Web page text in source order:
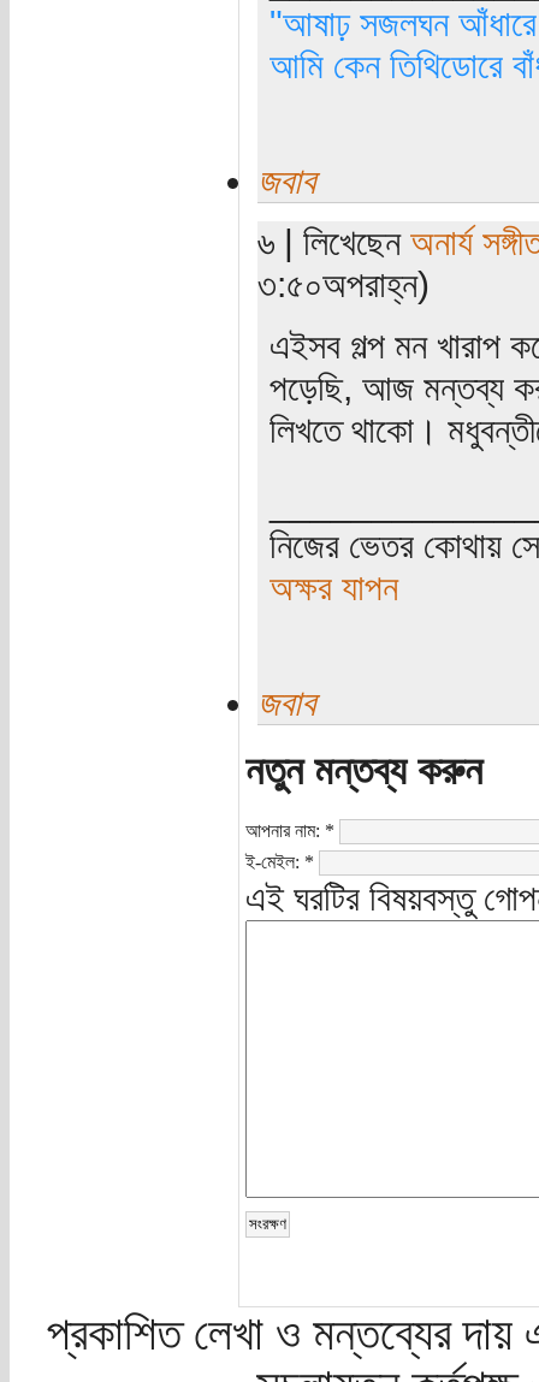
"আষাঢ় সজলঘন আঁধারে,
আমি কেন তিথিডোরে
জবাব
৬ | লিখেছেন অনার্য
৩:৫০অপরাহ্ন)
এইসব গল্প মন খারাপ
পড়েছি, আজ মন্তব্য
লিখতে থাকো।
নিজের ভেতর কোথায়
অক্ষর যাপন
জবাব
নতুন মন্তব্য করুন
আপনার নাম: *
ই-মেইল: *
এই ঘরটির বিষয়বস্তু
প্রকাশিত লেখা ও মন্তব্যের দায়